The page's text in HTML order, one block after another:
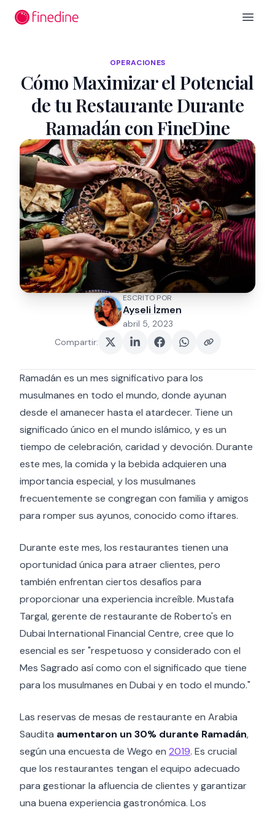
Open
OPERACIONES
Cómo Maximizar el Potencial
de tu Restaurante Durante
Ramadán con FineDine
ESCRITO POR
Ayseli İzmen
abril 5, 2023
Compartir:
Ramadán es un mes significativo para los
musulmanes en todo el mundo, donde ayunan
desde el amanecer hasta el atardecer. Tiene un
significado único en el mundo islámico, y es un
tiempo de celebración, caridad y devoción. Durante
este mes, la comida y la bebida adquieren una
importancia especial, y los musulmanes
frecuentemente se congregan con familia y amigos
para romper sus ayunos, conocido como iftares.
Durante este mes, los restaurantes tienen una
oportunidad única para atraer clientes, pero
también enfrentan ciertos desafíos para
proporcionar una experiencia increíble. Mustafa
Targal, gerente de restaurante de Roberto's en
Dubai International Financial Centre, cree que lo
esencial es ser "respetuoso y considerado con el
Mes Sagrado así como con el significado que tiene
para los musulmanes en Dubai y en todo el mundo."
Las reservas de mesas de restaurante en Arabia
Saudita aumentaron un 30% durante Ramadán,
según una encuesta de Wego en 2019. Es crucial
que los restaurantes tengan el equipo adecuado
para gestionar la afluencia de clientes y garantizar
una buena experiencia gastronómica. Los